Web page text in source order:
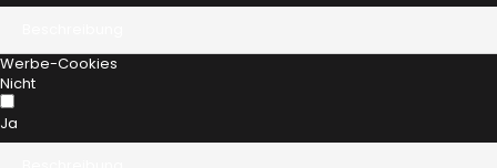
Werbe-Cookies
Nicht
Ja